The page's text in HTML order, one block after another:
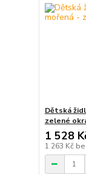
Dětská
zelené
1 528
1 263 Kč